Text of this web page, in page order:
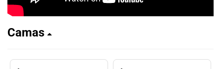
Camas